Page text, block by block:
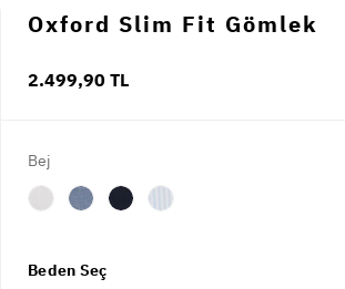
Oxford Slim Fit Gömlek
2.499,90 TL
Bej
Beden Seç